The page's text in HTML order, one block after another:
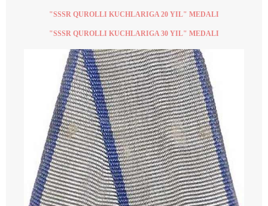
"SSSR QUROLLI KUCHLARIGA 20 YIL" MEDALI​
"SSSR QUROLLI KUCHLARIGA 30 YIL" MEDALI​